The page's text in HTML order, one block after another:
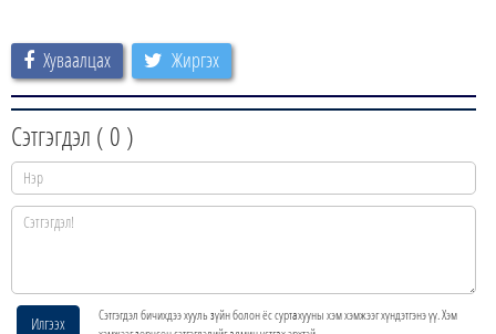
Хуваалцах Жиргэх
Сэтгэгдэл ( 0 )
Илгээх
Сэтгэгдэл бичихдээ хууль зүйн болон ёс суртахууны хэм хэмжээг хүндэтгэнэ үү. Хэм